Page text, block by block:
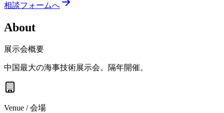
相談フォームへ
About
展示会概要
中国最大の海事技術展示会。隔年開催。
Venue / 会場